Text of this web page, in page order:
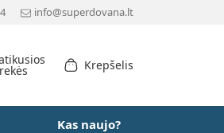
info@superdovana.lt
Krepšelis
Kas naujo?